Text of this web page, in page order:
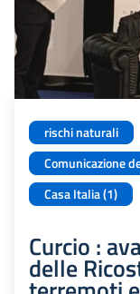
rischi naturali
Comunicazione
Casa Italia (1)
Curcio :
delle